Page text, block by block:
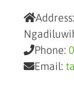
Address:
Phone:
Email: